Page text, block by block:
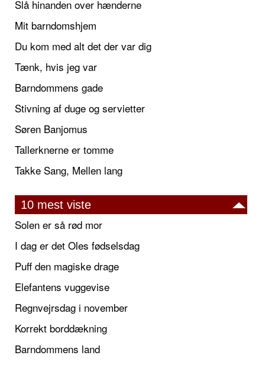
Slå hinanden over hænderne
Mit barndomshjem
Du kom med alt det der var dig
Tænk, hvis jeg var
Barndommens gade
Stivning af duge og servietter
Søren Banjomus
Tallerknerne er tomme
Takke Sang, Mellen lang
10 mest viste
Solen er så rød mor
I dag er det Oles fødselsdag
Puff den magiske drage
Elefantens vuggevise
Regnvejrsdag i november
Korrekt borddækning
Barndommens land